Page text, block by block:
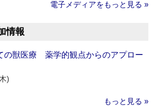
電子メディアをもっと見る »
情報
の獣医療 薬学的観点からのアプロー
)
もっと見る »